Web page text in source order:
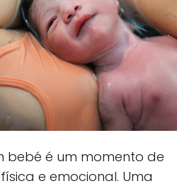
bebé é um momento de
e emocional. Uma